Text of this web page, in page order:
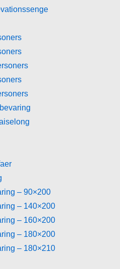
– 90×200
– 140×200
– 160×200
– 180×200
– 180×210